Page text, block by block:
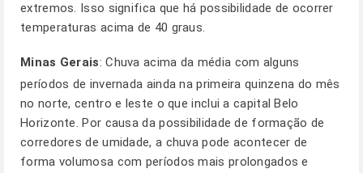
extremos. Isso significa que há possibilidade de ocorrer
temperaturas acima de 40 graus.
Minas Gerais: Chuva acima da média com alguns
períodos de invernada ainda na primeira quinzena do mês
no norte, centro e leste o que inclui a capital Belo
Horizonte. Por causa da possibilidade de formação de
corredores de umidade, a chuva pode acontecer de
forma volumosa com períodos mais prolongados e